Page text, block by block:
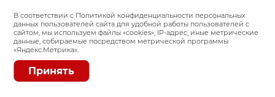
В соответствии с Политикой конфиденциальности персональных
данных пользователей сайта для удобной работы пользователей с
сайтом, мы используем файлы «сookies», IP-адрес, иные метрические
данные, собираемые посредством метрической программы
«Яндекс.Метрика».
Принять